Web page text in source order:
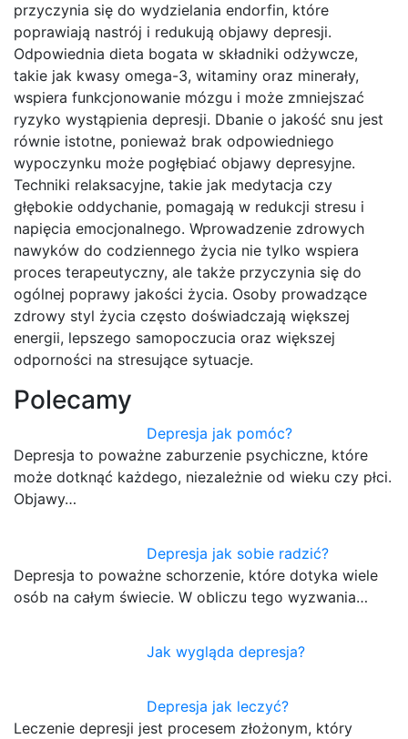
przyczynia się do wydzielania endorfin, które
poprawiają nastrój i redukują objawy depresji.
Odpowiednia dieta bogata w składniki odżywcze,
takie jak kwasy omega-3, witaminy oraz minerały,
wspiera funkcjonowanie mózgu i może zmniejszać
ryzyko wystąpienia depresji. Dbanie o jakość snu jest
równie istotne, ponieważ brak odpowiedniego
wypoczynku może pogłębiać objawy depresyjne.
Techniki relaksacyjne, takie jak medytacja czy
głębokie oddychanie, pomagają w redukcji stresu i
napięcia emocjonalnego. Wprowadzenie zdrowych
nawyków do codziennego życia nie tylko wspiera
proces terapeutyczny, ale także przyczynia się do
ogólnej poprawy jakości życia. Osoby prowadzące
zdrowy styl życia często doświadczają większej
energii, lepszego samopoczucia oraz większej
odporności na stresujące sytuacje.
Polecamy
Depresja jak pomóc?
Depresja to poważne zaburzenie psychiczne, które
może dotknąć każdego, niezależnie od wieku czy płci.
Objawy…
Depresja jak sobie radzić?
Depresja to poważne schorzenie, które dotyka wiele
osób na całym świecie. W obliczu tego wyzwania…
Jak wygląda depresja?
Depresja jak leczyć?
Leczenie depresji jest procesem złożonym, który